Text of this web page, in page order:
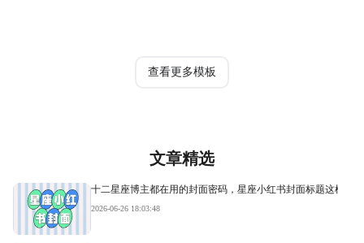
查看更多模板
文章精选
十二星座博主都在用的封面密码，星座小红书封面标题这样写
2026-06-26 18:03:48